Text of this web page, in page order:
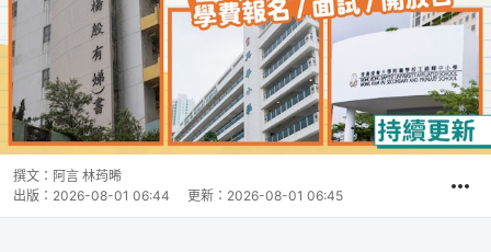
撰文： 阿言 林荺晞
出版： 2026-08-01 06:44 更新： 2026-08-01 06:45